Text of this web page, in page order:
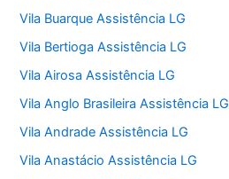
Vila Buarque Assistência LG
Vila Bertioga Assistência LG
Vila Airosa Assistência LG
Vila Anglo Brasileira Assistência LG
Vila Andrade Assistência LG
Vila Anastácio Assistência LG